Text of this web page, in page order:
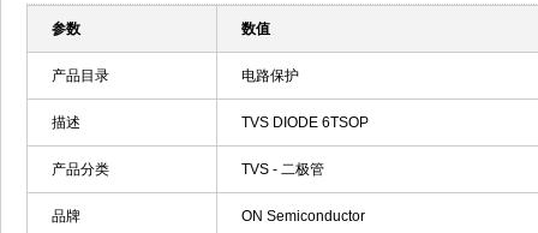
参数 数值
产品目录 电路保护
描述 TVS DIODE 6TSOP
产品分类 TVS - 二极管
品牌 ON Semiconductor